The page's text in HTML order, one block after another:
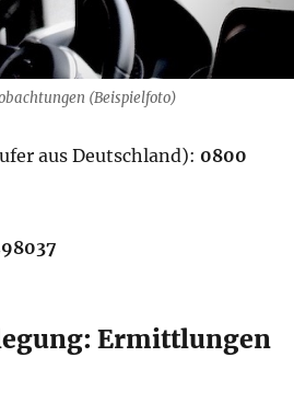
(Beispielfoto)
aus Deutschland): 0800
Ermittlungen